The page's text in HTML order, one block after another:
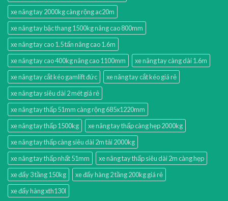
xe nâng tay 2000kg càng rộng ac20m
xe nâng tay bậc thang 1500kg nâng cao 800mm
xe nâng tay cao 1.5 tấn nâng cao 1.6m
xe nâng tay cao 400kg nâng cao 1100mm
xe nâng tay càng dài 1.6m
xe nâng tay cắt kéo gamlift đức
xe nâng tay cắt kéo giá rẻ
xe nâng tay siêu dài 2 mét giá rẻ
xe nâng tay thấp 51mm càng rộng 685x1220mm
xe nâng tay thấp 1500kg
xe nâng tay thấp càng hẹp 2000kg
xe nâng tay thấp càng siêu dài 2m tải 2000kg
xe nâng tay thấp nhất 51mm
xe nâng tay thấp siêu dài 2m càng hẹp
xe đẩy 3 tầng 150kg
xe đẩy hàng 2 tầng 200kg giá rẻ
xe đẩy hàng xth130l